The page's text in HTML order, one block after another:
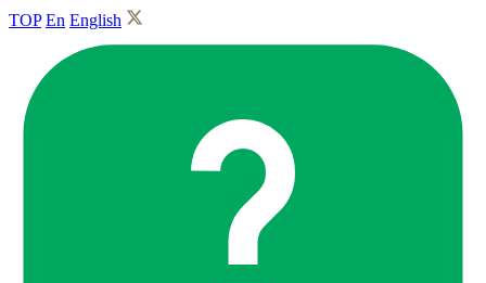
TOP En English